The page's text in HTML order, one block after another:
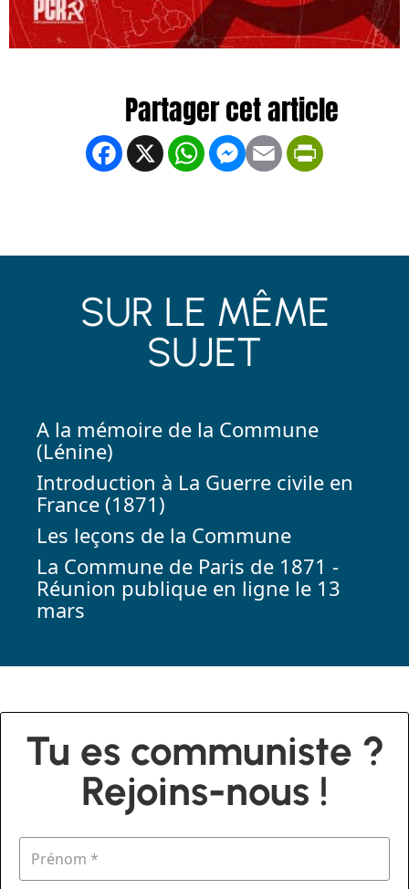
Facebook
X WhatsApp
Messenger
Email
SUR LE MÊME
SUJET
A la mémoire de la Commune
(Lénine)
Introduction à La Guerre civile en
France (1871)
Les leçons de la Commune
La Commune de Paris de 1871 -
Réunion publique en ligne le 13
mars
Tu es communiste ?
Rejoins-nous !